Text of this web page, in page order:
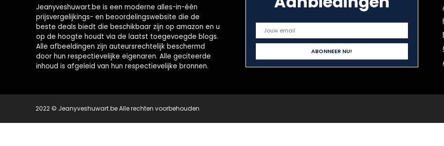
Jeanyveshuwart.be is een moderne alles-in-één
prijsvergelijkings- en beoordelingswebsite die de
beste deals biedt die beschikbaar zijn op amazon en u
op de hoogte houdt via de laatst toegevoegde blogs.
Alle afbeeldingen zijn auteursrechtelijk beschermd
door hun respectievelijke eigenaren. Alle geciteerde
inhoud is afgeleid van hun respectievelijke bronnen.
2022 © Jeanyveshuwart.be Alle rechten voorbehouden